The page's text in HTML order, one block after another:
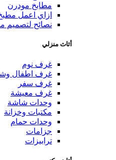
مطابخ مودرن
ازاي اعمل
نصائح لتصميم
أثاث منزلي
غرف نوم
غرف اطفال
غرف سفر
غرف معيشة
وحدات شاشة
مكتبات وخزانة
وحدات حمام
جزامات
ترابيزات